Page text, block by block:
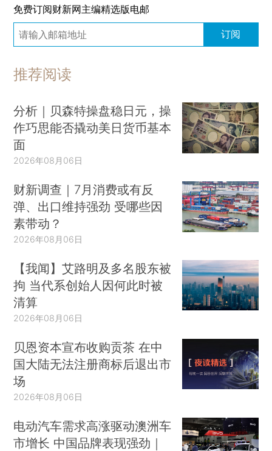
免费订阅财新网主编精选版电邮
订阅
推荐阅读
分析｜贝森特操盘稳日元，操
作巧思能否撬动美日货币基本
面
2026年08月06日
财新调查｜7月消费或有反
弹、出口维持强劲 受哪些因
素带动？
2026年08月06日
【我闻】艾路明及多名股东被
拘 当代系创始人因何此时被
清算
2026年08月06日
贝恩资本宣布收购贡茶 在中
国大陆无法注册商标后退出市
场
2026年08月06日
电动汽车需求高涨驱动澳洲车
市增长 中国品牌表现强劲｜